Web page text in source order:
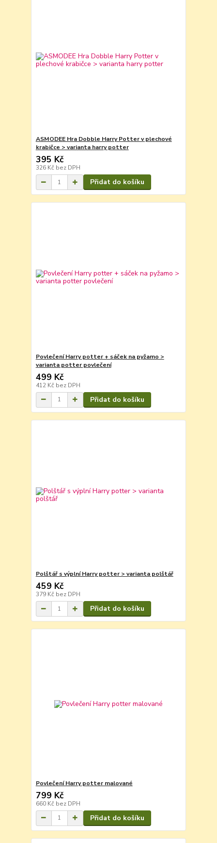
ASMODEE Hra Dobble Harry Potter v plechové
krabičce > varianta harry potter
395 Kč
326 Kč bez DPH
Přidat do košíku
Povlečení Harry potter + sáček na pyžamo >
varianta potter povlečení
499 Kč
412 Kč bez DPH
Přidat do košíku
Polštář s výplní Harry potter > varianta polštář
459 Kč
379 Kč bez DPH
Přidat do košíku
Povlečení Harry potter malované
799 Kč
660 Kč bez DPH
Přidat do košíku